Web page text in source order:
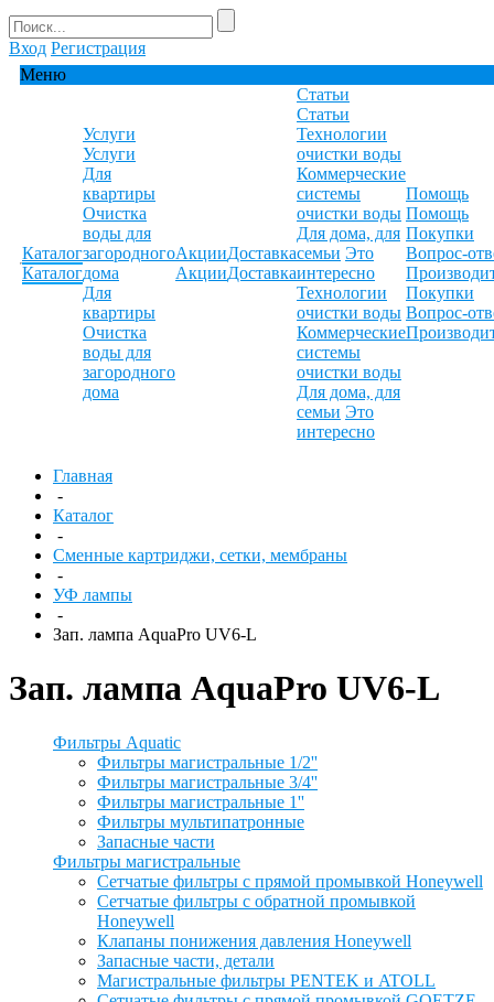
Вход Регистрация
Меню
Каталог
Каталог
Услуги
Услуги
Для
квартиры
Очистка
воды для
загородного
дома
Для
квартиры
Очистка
воды для
загородного
дома
Акции
Акции
Доставка
Доставка
Статьи
Статьи
Технологии
очистки воды
Коммерческие
системы
очистки воды
Для дома, для
семьи Это
интересно
Технологии
очистки воды
Коммерческие
системы
очистки воды
Для дома, для
семьи Это
интересно
Помощь
Помощь
Покупки
Вопрос-
Покупки
Вопрос-
Главная
-
Каталог
-
Сменные картриджи, сетки, мембраны
-
УФ лампы
-
Зап. лампа AquaPro UV6-L
Зап. лампа AquaPro UV6-L
Фильтры Aquatic
Фильтры магистральные 1/2''
Фильтры магистральные 3/4''
Фильтры магистральные 1''
Фильтры мультипатронные
Запасные части
Фильтры магистральные
Сетчатые фильтры с прямой промывкой Honeywell
Сетчатые фильтры с обратной промывкой
Honeywell
Клапаны понижения давления Honeywell
Запасные части, детали
Магистральные фильтры PENTEK и ATOLL